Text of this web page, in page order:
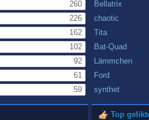
260
226
162
102
92
61
59
Bellatrix
chaotic
Tita
Bat-Quad
Lämmchen
Ford
synthet
Top